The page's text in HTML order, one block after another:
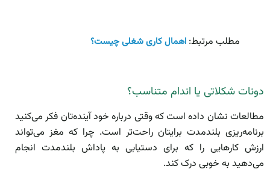
مطلب مرتبط: اهمال کاری شغلی چیست؟
دونات شکلاتی یا اندام متناسب؟
مطالعات نشان داده است که وقتی درباره خود آینده‌تان فکر می‌کنید
برنامه‌ریزی بلندمدت برایتان راحت‌تر است. چرا که مغز می‌تواند
ارزش کارهایی را که برای دستیابی به پاداش بلندمدت انجام
می‌دهید به خوبی درک کند.